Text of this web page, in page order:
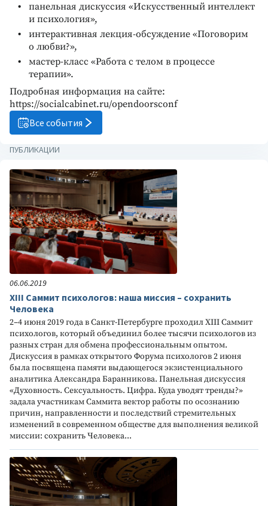
панельная дискуссия «Искусственный интеллект
и психология»,
интерактивная лекция-обсуждение «Поговорим
о любви?»,
мастер-класс «Работа с телом в процессе
терапии».
Подробная информация на сайте:
https://socialcabinet.ru/opendoorsconf
Все события
ПУБЛИКАЦИИ
06.06.2019
XIII Саммит психологов: наша миссия – сохранить
Человека
2–4 июня 2019 года в Санкт-Петербурге проходил XIII Саммит
психологов, который объединил более тысячи психологов из
разных стран для обмена профессиональным опытом.
Дискуссия в рамках открытого Форума психологов 2 июня
была посвящена памяти выдающегося экзистенциального
аналитика Александра Баранникова. Панельная дискуссия
«Духовность. Сексуальность. Цифра. Куда уводят тренды?»
задала участникам Саммита вектор работы по осознанию
причин, направленности и последствий стремительных
изменений в современном обществе для выполнения великой
миссии: сохранить Человека...